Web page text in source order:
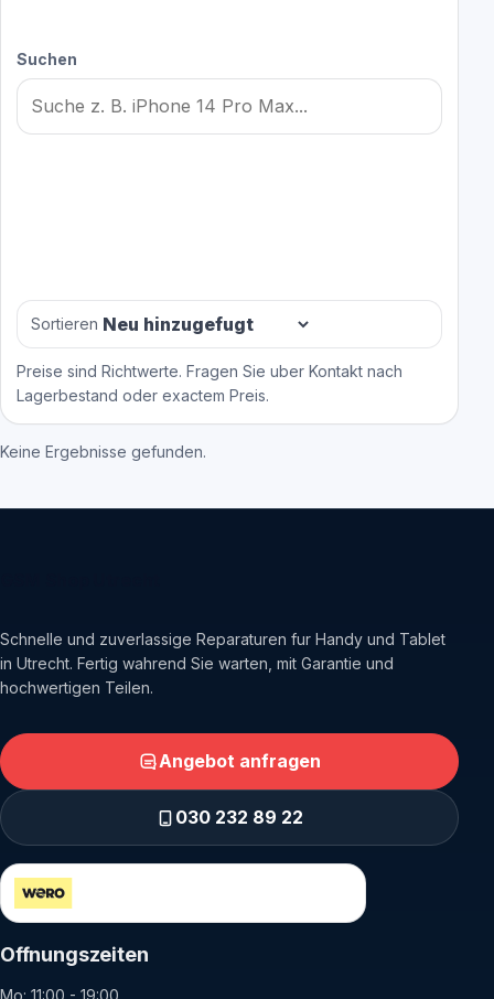
Suchen
Sortieren
Preise sind Richtwerte. Fragen Sie uber Kontakt nach
Lagerbestand oder exactem Preis.
Keine Ergebnisse gefunden.
Schnelle und zuverlassige Reparaturen fur Handy und Tablet
in Utrecht. Fertig wahrend Sie warten, mit Garantie und
hochwertigen Teilen.
Angebot anfragen
030 232 89 22
Offnungszeiten
Mo: 11:00 - 19:00